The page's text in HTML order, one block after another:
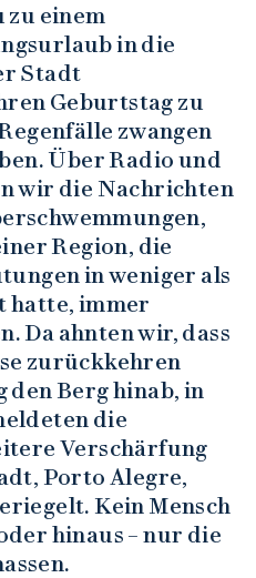
zu einem
in die
Stadt
Geburtstag zu
zwangen
Über Radio und
wir die Nachrichten
Region, die
in weniger als
hatte, immer
Da ahnten wir, dass
zurückkehren
den Berg hinab, in
die
Verschärfung
Porto Alegre,
Kein Mensch
hinaus – nur die